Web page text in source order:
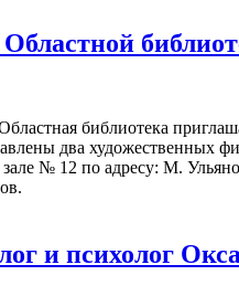
библиотека
два художественных
№ 12 по адресу: М.
и психолог